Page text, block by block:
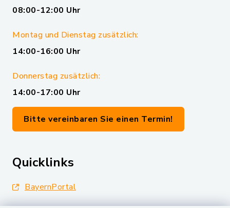
08:00-12:00 Uhr
Montag und Dienstag zusätzlich:
14:00-16:00 Uhr
Donnerstag zusätzlich:
14:00-17:00 Uhr
Bitte vereinbaren Sie einen Termin!
Quicklinks
BayernPortal